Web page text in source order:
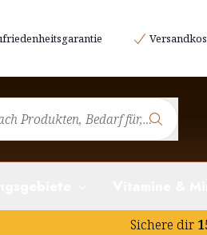
Sichere dir
Umstellungsprozess im
für die Gelenke
aus der Natur
wertvoll sind zudem